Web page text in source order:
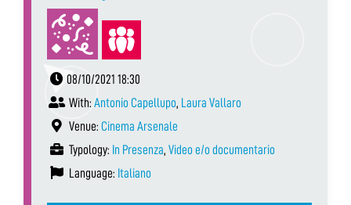
08/10/2021 18:30
With: Antonio Capellupo, Laura Vallaro
Venue: Cinema Arsenale
Typology: In Presenza, Video e/o documentario
Language: Italiano